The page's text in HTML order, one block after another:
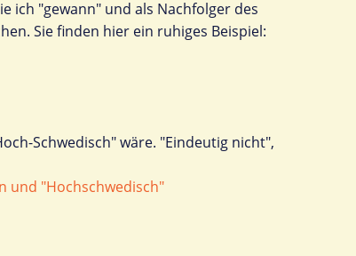
ich "gewann" und als Nachfolger des
Sie finden hier ein ruhiges Beispiel:
Schwedisch" wäre. "Eindeutig nicht",
und "Hochschwedisch"